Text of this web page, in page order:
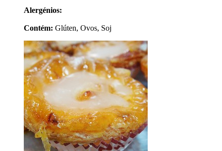
Alergénios:
Contém: Glúten, Ovos, Soj